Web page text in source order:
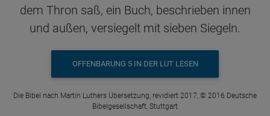
dem Thron saß, ein Buch, beschrieben innen
und außen, versiegelt mit sieben Siegeln.
OFFENBARUNG 5 IN DER LUT LESEN
Die Bibel nach Martin Luthers Übersetzung, revidiert 2017, © 2016 Deutsche
Bibelgesellschaft, Stuttgart